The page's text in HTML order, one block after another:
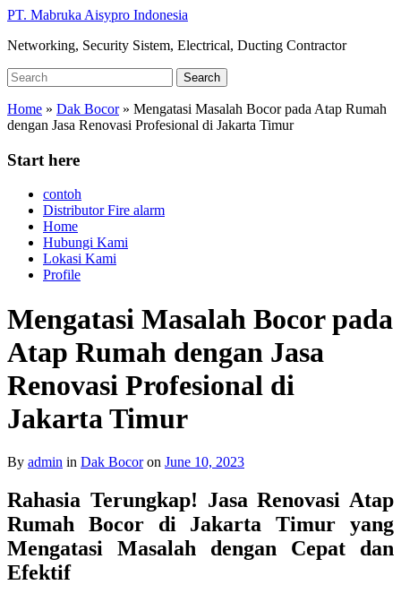
Skip
main
PT. Mabruka Aisypro Indonesia
Networking, Security Sistem, Electrical, Ducting Contractor
Search
for:
Search
Home » Dak Bocor» Mengatasi Masalah Bocor pada Atap Rumah
dengan Jasa Renovasi Profesional di Jakarta Timur
Start here
contoh
Distributor Fire alarm
Home
Hubungi Kami
Lokasi Kami
Profile
Mengatasi Masalah Bocor pada
Atap Rumah dengan Jasa
Renovasi Profesional di
Jakarta Timur
By admin in Dak Bocoron June 10, 2023
Rahasia Terungkap! Jasa Renovasi Atap
Rumah Bocor di Jakarta Timur yang
Mengatasi Masalah dengan Cepat dan
Efektif